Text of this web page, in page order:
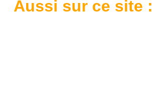
Aussi sur ce site :